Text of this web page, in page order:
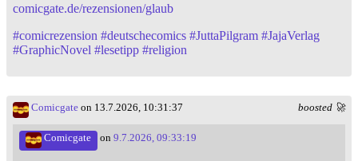
comicgate.de/rezensionen/glaub
#comicrezension #deutschecomics #JuttaPilgram #JajaVerlag
#GraphicNovel #lesetipp #religion
boosted 🚀
Comicgate on 13.7.2026, 10:31:37
Comicgate on 9.7.2026, 09:33:19